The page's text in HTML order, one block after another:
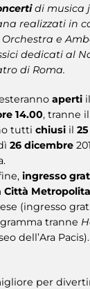
di musica
realizzati in
Orchestra e
dedicati al
di Roma.
aperti il
14.00, tranne
tutti chiusi il
26 dicembre
ingresso
Città
(ingresso
tranne
dell’Ara Pacis).
per